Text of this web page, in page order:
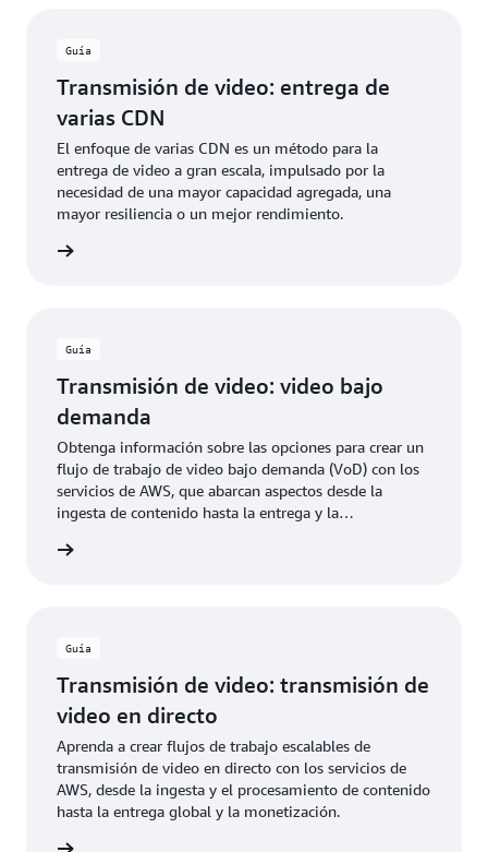
Guía
Transmisión de video: entrega de
varias CDN
El enfoque de varias CDN es un método para la
entrega de video a gran escala, impulsado por la
necesidad de una mayor capacidad agregada, una
mayor resiliencia o un mejor rendimiento.
Guía
Transmisión de video: video bajo
demanda
Obtenga información sobre las opciones para crear un
flujo de trabajo de video bajo demanda (VoD) con los
servicios de AWS, que abarcan aspectos desde la
ingesta de contenido hasta la entrega y la
Guía
Transmisión de video: transmisión de
video en directo
Aprenda a crear flujos de trabajo escalables de
transmisión de video en directo con los servicios de
AWS, desde la ingesta y el procesamiento de contenido
hasta la entrega global y la monetización.